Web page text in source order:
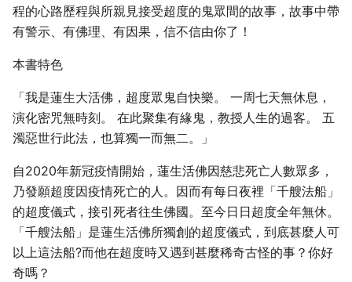
程的心路歷程與所親見接受超度的鬼眾間的故事，故事中帶
有警示、有佛理、有因果，信不信由你了！
本書特色
「我是蓮生大活佛，超度眾鬼自快樂。 一周七天無休息，
演化密咒無時刻。 在此聚集有緣鬼，教授人生的過客。 五
濁惡世行此法，也算獨一而無二。」
自2020年新冠疫情開始，蓮生活佛因慈悲死亡人數眾多，
乃發願超度因疫情死亡的人。因而有每日夜裡「千艘法船」
的超度儀式，接引死者往生佛國。至今日日超度全年無休。
「千艘法船」是蓮生活佛所獨創的超度儀式，到底甚麼人可
以上這法船?而他在超度時又遇到甚麼稀奇古怪的事？你好
奇嗎？